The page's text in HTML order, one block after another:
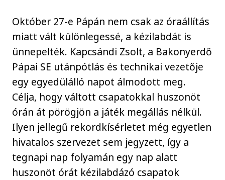
Október 27-e Pápán nem csak az óraállítás
miatt vált különlegessé, a kézilabdát is
ünnepelték. Kapcsándi Zsolt, a Bakonyerdő
Pápai SE utánpótlás és technikai vezetője
egy egyedülálló napot álmodott meg.
Célja, hogy váltott csapatokkal huszonöt
órán át pörögjön a játék megállás nélkül.
Ilyen jellegű rekordkísérletet még egyetlen
hivatalos szervezet sem jegyzett, így a
tegnapi nap folyamán egy nap alatt
huszonöt órát kézilabdázó csapatok